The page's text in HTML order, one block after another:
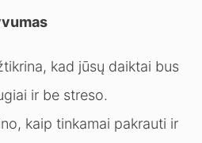
kad jūsų daiktai bus
ir be streso.
kaip tinkamai pakrauti ir